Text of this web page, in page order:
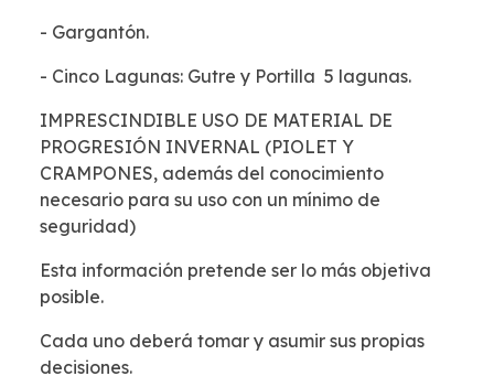
- Gargantón.
- Cinco Lagunas: Gutre y Portilla 5 lagunas.
IMPRESCINDIBLE USO DE MATERIAL DE
PROGRESIÓN INVERNAL (PIOLET Y
CRAMPONES, además del conocimiento
necesario para su uso con un mínimo de
seguridad)
Esta información pretende ser lo más objetiva
posible.
Cada uno deberá tomar y asumir sus propias
decisiones.